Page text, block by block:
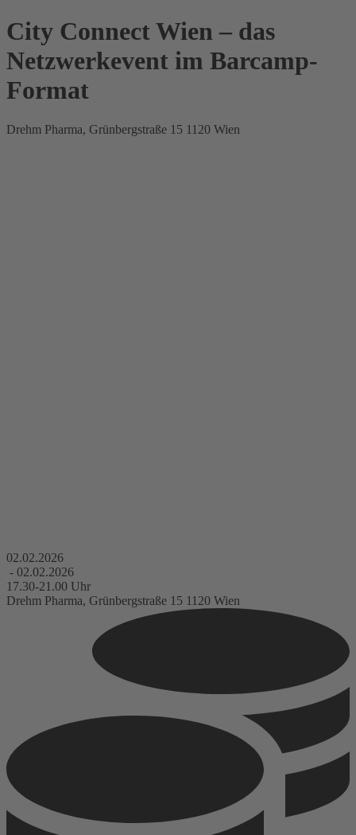
City Connect Wien – das
Netzwerkevent im Barcamp-
Format
Drehm Pharma, Grünbergstraße 15 1120 Wien
02.02.2026
- 02.02.2026
17.30-21.00 Uhr
Drehm Pharma, Grünbergstraße 15 1120 Wien